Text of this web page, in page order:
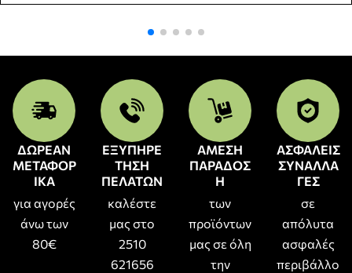
ΔΩΡΕΑΝ
ΜΕΤΑΦΟΡ
ΙΚΑ
για αγορές
άνω των
80€
ΕΞΥΠΗΡΕ
ΤΗΣΗ
ΠΕΛΑΤΩΝ
καλέστε
μας στο
2510
621656
ΑΜΕΣΗ
ΠΑΡΑΔΟΣ
Η
των
προϊόντων
μας σε όλη
την
ΑΣΦΑΛΕΙΣ
ΣΥΝΑΛΛΑ
ΓΕΣ
σε
απόλυτα
ασφαλές
περιβάλλο